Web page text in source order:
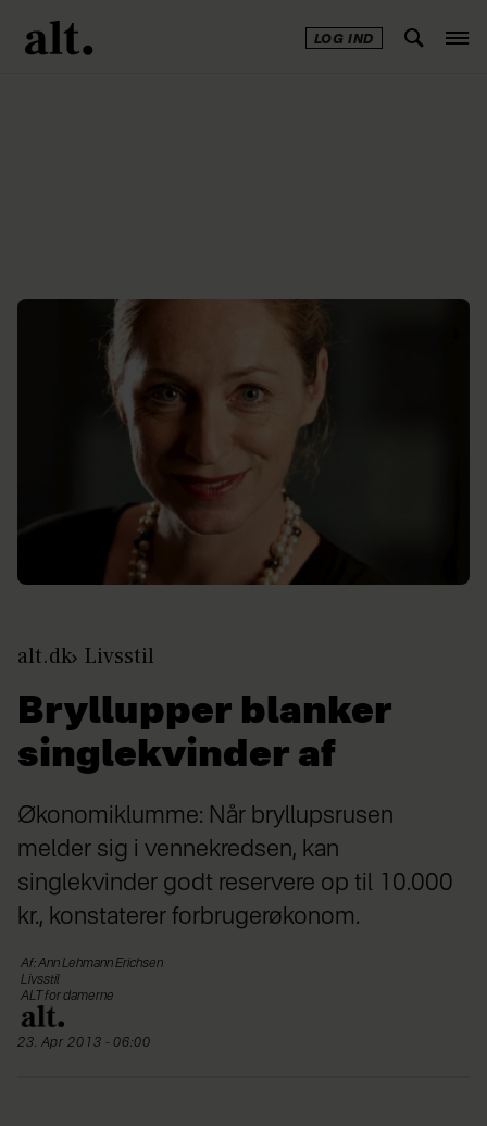
LOG IND
alt.dk Livsstil
Bryllupper blanker
singlekvinder af
Økonomiklumme: Når bryllupsrusen
melder sig i vennekredsen, kan
singlekvinder godt reservere op til 10.000
kr., konstaterer forbrugerøkonom.
Af: Ann Lehmann Erichsen
Livsstil
ALT for damerne
23. Apr 2013 - 06:00